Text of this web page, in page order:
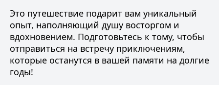
Это путешествие подарит вам уникальный
опыт, наполняющий душу восторгом и
вдохновением. Подготовьтесь к тому, чтобы
отправиться на встречу приключениям,
которые останутся в вашей памяти на долгие
годы!